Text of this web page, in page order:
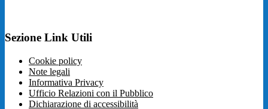
Sezione Link Utili
Cookie policy
Note legali
Informativa Privacy
Ufficio Relazioni con il Pubblico
Dichiarazione di accessibilità